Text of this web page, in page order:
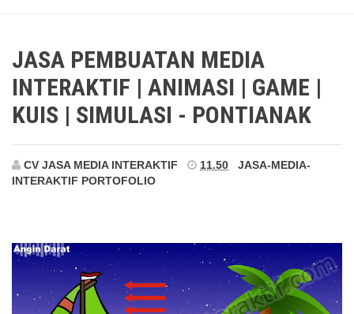
JASA PEMBUATAN MEDIA
INTERAKTIF | ANIMASI | GAME |
KUIS | SIMULASI - PONTIANAK
CV JASA MEDIA INTERAKTIF 11.50
JASA-MEDIA-
INTERAKTIF PORTOFOLIO